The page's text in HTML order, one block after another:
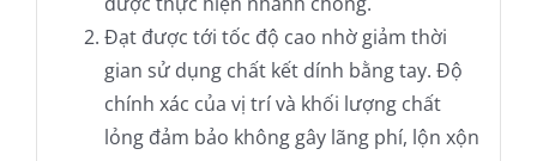
Đạt được tới tốc độ cao nhờ giảm thời
gian sử dụng chất kết dính bằng tay. Độ
chính xác của vị trí và khối lượng chất
lỏng đảm bảo không gây lãng phí, lộn xộn